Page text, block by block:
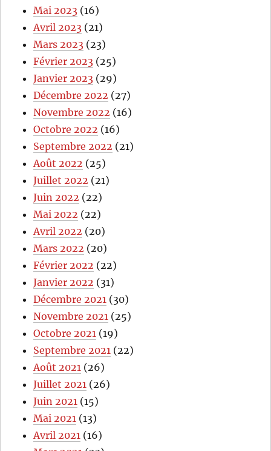
Mai 2023 (16)
Avril 2023 (21)
Mars 2023 (23)
Février 2023 (25)
Janvier 2023 (29)
Décembre 2022 (27)
Novembre 2022 (16)
Octobre 2022 (16)
Septembre 2022 (21)
Août 2022 (25)
Juillet 2022 (21)
Juin 2022 (22)
Mai 2022 (22)
Avril 2022 (20)
Mars 2022 (20)
Février 2022 (22)
Janvier 2022 (31)
Décembre 2021 (30)
Novembre 2021 (25)
Octobre 2021 (19)
Septembre 2021 (22)
Août 2021 (26)
Juillet 2021 (26)
Juin 2021 (15)
Mai 2021 (13)
Avril 2021 (16)